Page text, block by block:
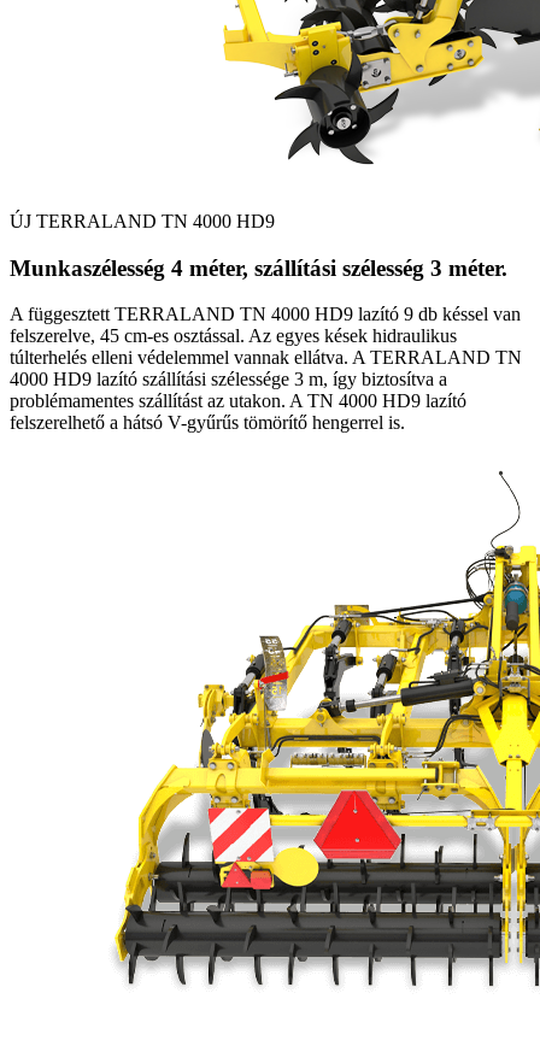
ÚJ TERRALAND TN 4000 HD9
Munkaszélesség 4 méter, szállítási szélesség 3 méter.
A függesztett TERRALAND TN 4000 HD9 lazító 9 db késsel van
felszerelve, 45 cm-es osztással. Az egyes kések hidraulikus
túlterhelés elleni védelemmel vannak ellátva. A TERRALAND TN
4000 HD9 lazító szállítási szélessége 3 m, így biztosítva a
problémamentes szállítást az utakon. A TN 4000 HD9 lazító
felszerelhető a hátsó V-gyűrűs tömörítő hengerrel is.